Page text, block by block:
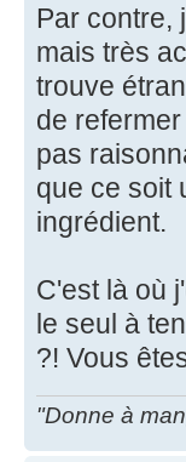
Par contre,
mais très
trouve
de
pas
que ce soit
ingrédient.
C'est là où
le seul à
?! Vous
"Donne à